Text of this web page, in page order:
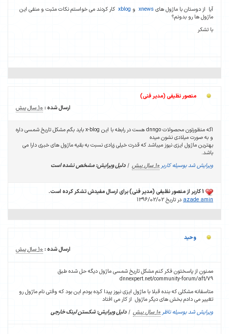
آیا از دوستان با ماژول های xnews و xblog کار کردند می خواستم نکات مثبت و منفی این
ماژول ها رو بدونم؟
با تشکر
منصور نظیفی (مدیر فنی)
ارسال شده : 10 سال پیش
اگه منظورتون محصولات dnngo هست در رابطه با این x-blog باید بگم مشکل تاریخ شمسی داره
و به صورت میلادی نشون میده
بهترین ماژول ایزی نیوز میباشد که قدرت خیلی زیادی نسبت به بقیه ماژول های خبری دارا می
باشد.
ویرایش شد بوسیله کاربر 10 سال پیش |دلیل ویرایش: مشخص نشده است
azade amin در تاریخ 1396/02/02
وحید
ارسال شده : 10 سال پیش
ممنون از پاسختون فکر کنم مشکل تاریخ شمسی ماژول دیگه حل شده طبق
dnnexpert.net/community-forum/aft/79
متاسفانه مشکلی که بنده قبلا با ماژول ایزی نیوز پیدا کرده بودم این بود که وقتی نام ماژول رو
تغییر می دادم بخش های دیگر ماژول از کار می افتاد
ویرایش شد بوسیله ناظر 10 سال پیش |دلیل ویرایش: شکستن لینک خارجی